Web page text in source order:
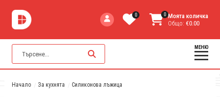
0 0 Моята количка
Общо: €0.00
МЕНЮ
Начало За кухнята Силиконова лъжица